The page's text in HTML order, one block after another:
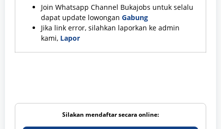
Join Whatsapp Channel Bukajobs untuk selalu
dapat update lowongan Gabung
Jika link error, silahkan laporkan ke admin
kami, Lapor
Silakan mendaftar secara online: